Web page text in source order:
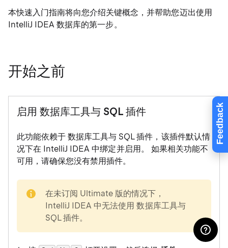
Feedback
本快速入门指南将向您介绍关键概念，并帮助您迈出使用
IntelliJ IDEA 数据库的第一步。
开始之前
启用 数据库工具与 SQL 插件
此功能依赖于 数据库工具与 SQL 插件，该插件默认情
况下在 IntelliJ IDEA 中绑定并启用。 如果相关功能不
可用，请确保您没有禁用插件。
在未订阅 Ultimate 版的情况下，
IntelliJ IDEA 中无法使用 数据库工具与
SQL 插件。